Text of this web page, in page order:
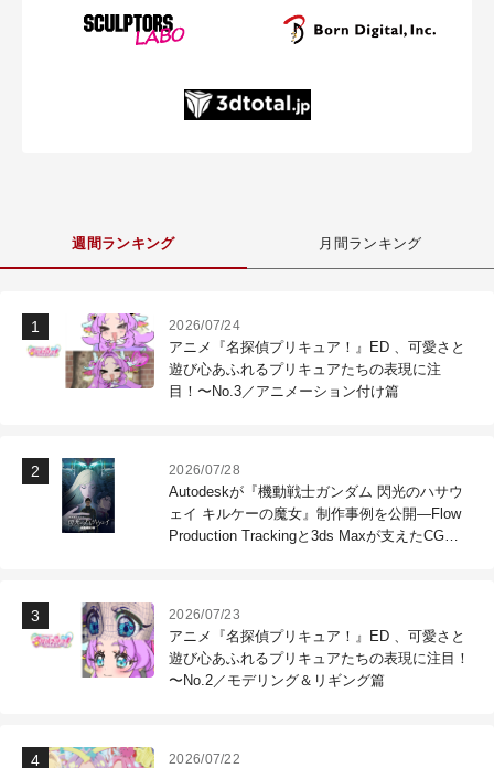
週間ランキング 月間ランキング
2026/07/24
アニメ『名探偵プリキュア！』ED 、可愛さと
遊び心あふれるプリキュアたちの表現に注
目！〜No.3／アニメーション付け篇
2026/07/28
Autodeskが『機動戦士ガンダム 閃光のハサウ
ェイ キルケーの魔女』制作事例を公開―Flow
Production Trackingと3ds Maxが支えたCG制
2026/07/23
アニメ『名探偵プリキュア！』ED 、可愛さと
遊び心あふれるプリキュアたちの表現に注目！
〜No.2／モデリング＆リギング篇
2026/07/22